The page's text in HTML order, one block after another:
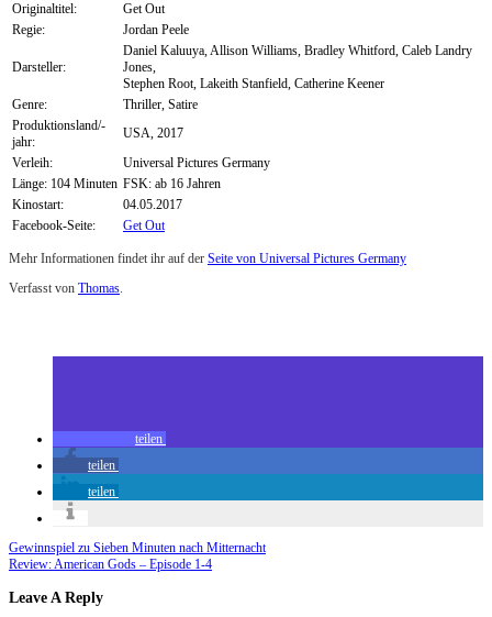
Originaltitel:
Get Out
Regie:
Jordan Peele
Darsteller:
Daniel Kaluuya, Allison Williams, Bradley Whitford, Caleb Landry
Jones,
Stephen Root, Lakeith Stanfield, Catherine Keener
Genre:
Thriller, Satire
Produktionsland/-
jahr:
USA, 2017
Verleih:
Universal Pictures Germany
Länge: 104 Minuten FSK: ab 16 Jahren
Kinostart:
04.05.2017
Facebook-Seite:
Get Out
Mehr Informationen findet ihr auf der Seite von Universal Pictures Germany
Verfasst von Thomas.
teilen
teilen
teilen
Gewinnspiel zu Sieben Minuten nach Mitternacht
Review: American Gods – Episode 1-4
Leave A Reply